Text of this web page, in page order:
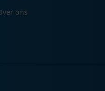
ons